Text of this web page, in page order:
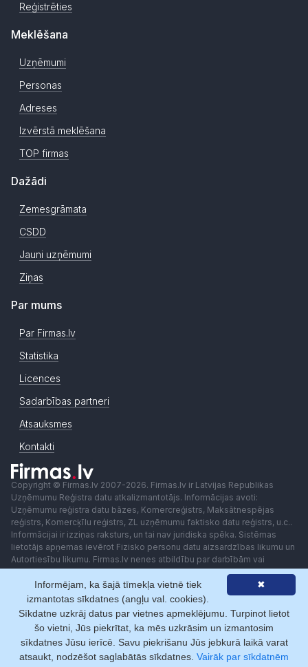
Reģistrēties
Meklēšana
Uzņēmumi
Personas
Adreses
Izvērstā meklēšana
TOP firmas
Dažādi
Zemesgrāmata
CSDD
Jauni uzņēmumi
Ziņas
Par mums
Par Firmas.lv
Statistika
Licences
Sadarbības partneri
Atsauksmes
Kontakti
Copyright © Firmas.lv 2007-2026. Firmas.lv ir Latvijas Republikas
Uzņēmumu Reģistra datu atkalizmantotājs. Informācijas avoti:
Uzņēmumu reģistra datu bāzes, Komercreģistrs, Maksātnespējas
reģistrs, Komercķīlu reģistrs, ZL uzņēmumu faktisko datu reģistrs, u.c..
Informācijai ir izziņas raksturs, un tai nav juridiska spēka. Sistēmas
lietotājs apņemas ievērot Fizisko personu datu aizsardzības likumu un
Autortiesību likumu. Firmas.lv nenes atbildību par darbībām vai
lēmumiem, kas balstīti uz saņemto pakalpojumu. Lietotājam aizliegts
izmantot jebkādas automatizētas sistēmas vai iekārtas (robotus)
piekļuvei sistēmai bez rakstiskas saskaņošanas ar Firmas.lv. Galvenā
redaktore: Ingūna Pempere.
Lietošanas noteikumi
Privātuma politika Norēķini ar
✖
Informējam, ka šajā tīmekļa vietnē tiek
izmantotas sīkdatnes (angļu val. cookies).
Sīkdatne uzkrāj datus par vietnes apmeklējumu. Turpinot lietot
šo vietni, Jūs piekrītat, ka mēs uzkrāsim un izmantosim
sīkdatnes Jūsu ierīcē. Savu piekrišanu Jūs jebkurā laikā varat
atsaukt, nodzēšot saglabātās sīkdatnes. Vairāk par sīkdatnēm